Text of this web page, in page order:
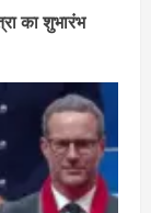
का शुभारंभ